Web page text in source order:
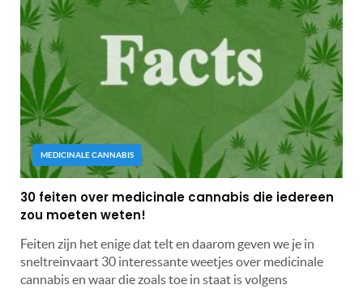
MEDICINALE CANNABIS
30 feiten over medicinale cannabis die iedereen
zou moeten weten!
Feiten zijn het enige dat telt en daarom geven we je in
sneltreinvaart 30 interessante weetjes over medicinale
cannabis en waar die zoals toe in staat is volgens